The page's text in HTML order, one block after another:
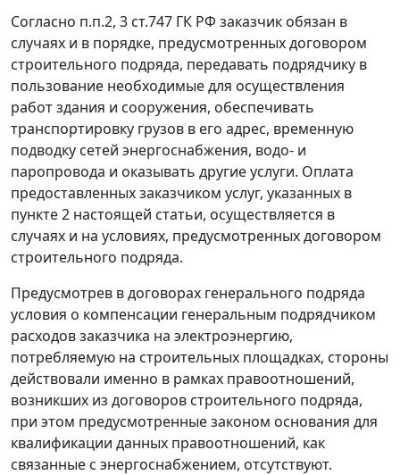
Согласно п.п.2, 3 ст.747 ГК РФ заказчик обязан в
случаях и в порядке, предусмотренных договором
строительного подряда, передавать подрядчику в
пользование необходимые для осуществления
работ здания и сооружения, обеспечивать
транспортировку грузов в его адрес, временную
подводку сетей энергоснабжения, водо- и
паропровода и оказывать другие услуги. Оплата
предоставленных заказчиком услуг, указанных в
пункте 2 настоящей статьи, осуществляется в
случаях и на условиях, предусмотренных договором
строительного подряда.
Предусмотрев в договорах генерального подряда
условия о компенсации генеральным подрядчиком
расходов заказчика на электроэнергию,
потребляемую на строительных площадках, стороны
действовали именно в рамках правоотношений,
возникших из договоров строительного подряда,
при этом предусмотренные законом основания для
квалификации данных правоотношений, как
связанные с энергоснабжением, отсутствуют.